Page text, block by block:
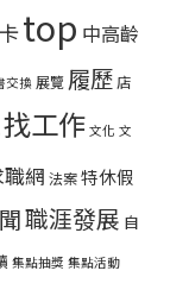
top 中高齡
交換 展覽 履歷店
找工作 文化 文
網 法案特休假
職涯發展 自
集點抽獎 集點活動